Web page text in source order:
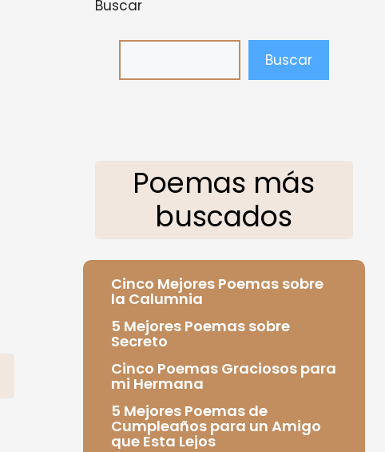
Buscar
Buscar
Poemas más
buscados
Cinco Mejores Poemas sobre
la Calumnia
5 Mejores Poemas sobre
Secreto
Cinco Poemas Graciosos para
mi Hermana
5 Mejores Poemas de
Cumpleaños para un Amigo
que Esta Lejos